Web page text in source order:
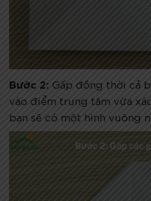
Bước 2: Gấp đồng thời cả
vào điểm trung tâm vừa
bạn sẽ có một hình vuông